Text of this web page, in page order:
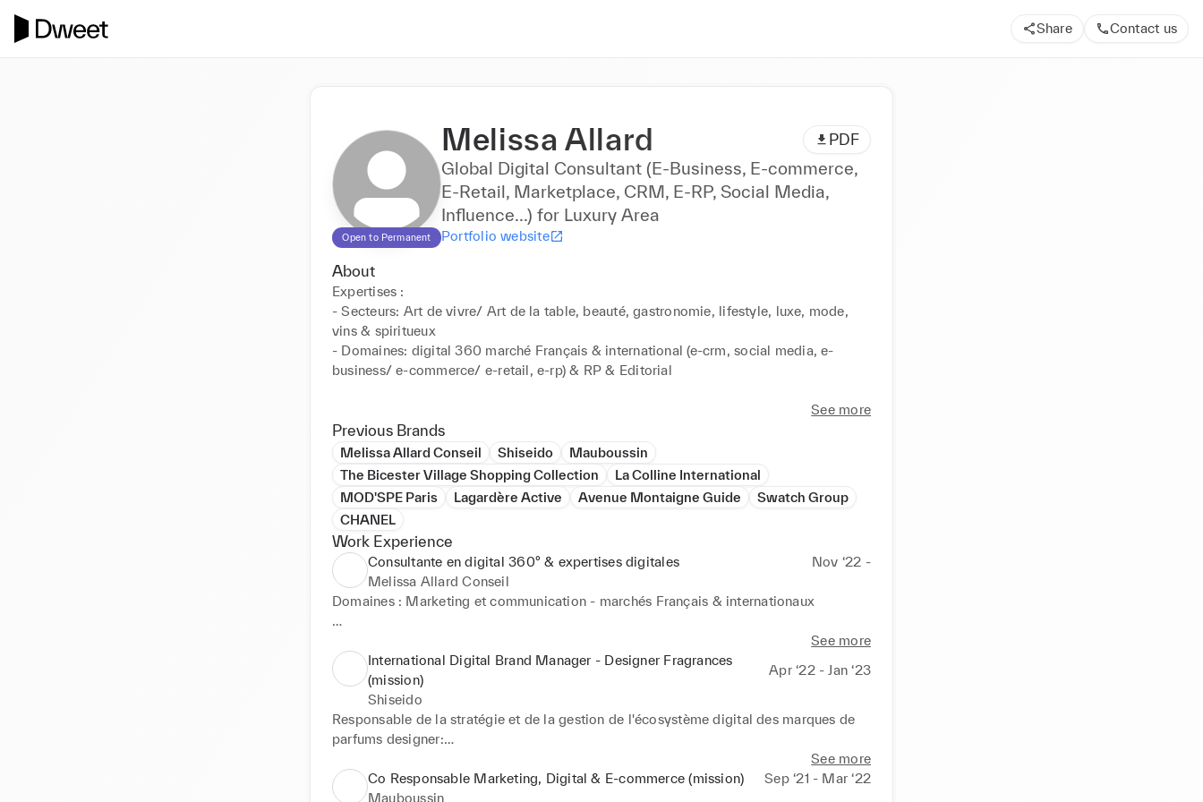
Share Contact us
Open to Permanent
Melissa Allard PDF
Global Digital Consultant (E-Business, E-commerce,
E-Retail, Marketplace, CRM, E-RP, Social Media,
Influence...) for Luxury Area
Portfolio website
About
Expertises :
- Secteurs: Art de vivre/ Art de la table, beauté, gastronomie, lifestyle, luxe, mode,
vins & spiritueux
- Domaines: digital 360 marché Français & international (e-crm, social media, e-
business/ e-commerce/ e-retail, e-rp) & RP & Editorial
See more
Previous Brands
Melissa Allard Conseil Shiseido
Mauboussin
The Bicester Village Shopping Collection
La Colline International
MOD'SPE Paris
Lagardère Active Avenue Montaigne Guide
Swatch Group
CHANEL
Work Experience
Consultante en digital 360° & expertises digitales
Nov ‘22 -
Melissa Allard Conseil
Domaines : Marketing et communication - marchés Français & internationaux
* Transformation digitale & Digital 360° : E-Commerce, E-CRM, E-Retail/E-Trade, E-
RP, E-Learning, éditorial, social media
* Axes: Audit - Conseil - Stratégie - Développement - Opérationnel
Secteurs :
Beauté, lifestyle, luxe & mode (haute-couture, prêt-à-porter/ mode/ accessoire,
joaillerie, horlogerie, parfums, maquillage, soin, hôtellerie, gastronomie, vins &
spiritueux, art-de-vivre)
See more
International Digital Brand Manager - Designer Fragrances
(mission)
Apr ‘22 - Jan ‘23
Shiseido
Responsable de la stratégie et de la gestion de l'écosystème digital des marques de
parfums designer:
- Product owner (ex: refonte de sites)
- Recherche de  prestataires (ex Google, Facebook, TikTok, Pinterest, Snapchat,
See more
Co Responsable Marketing, Digital & E-commerce (mission)
Sep ‘21 - Mar ‘22
Mauboussin